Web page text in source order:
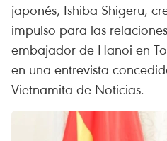
japonés, Ishiba Shigeru,
impulso para las
embajador de Hanoi en
en una entrevista
Vietnamita de Noticias.